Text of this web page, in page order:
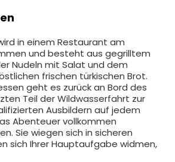
in einem Restaurant am
und besteht aus gegrilltem
Nudeln mit Salat und dem
frischen türkischen Brot.
geht es zurück an Bord des
Teil der Wildwasserfahrt zur
Ausbildern auf jedem
Abenteuer vollkommen
Sie wiegen sich in sicheren
sich Ihrer Hauptaufgabe widmen,